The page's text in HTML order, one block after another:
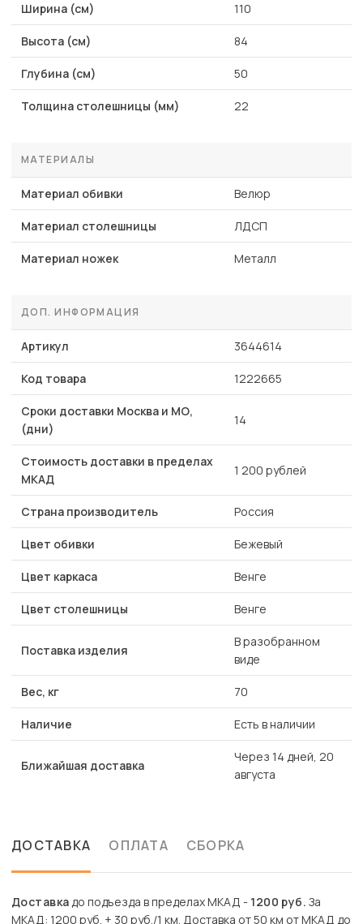
Ширина (см) 110
Высота (см) 84
Глубина (см) 50
Толщина столешницы (мм) 22
МАТЕРИАЛЫ
Материал обивки Велюр
Материал столешницы ЛДСП
Материал ножек Металл
ДОП. ИНФОРМАЦИЯ
Артикул 3644614
Код товара 1222665
Сроки доставки Москва и МО,
(дни)
14
Стоимость доставки в пределах
МКАД
1 200 рублей
Страна производитель Россия
Цвет обивки Бежевый
Цвет каркаса Венге
Цвет столешницы Венге
Поставка изделия
В разобранном
виде
Вес, кг 70
Наличие Есть в наличии
Ближайшая доставка
Через 14 дней, 20
августа
ДОСТАВКА ОПЛАТА СБОРКА
Доставкадо подъезда в пределах МКАД - 1200 руб. За
МКАД: 1200 руб. + 30 руб./1 км. Доставка от 50 км от МКАД до